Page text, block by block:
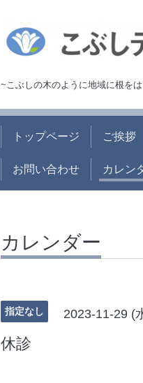
~こぶしの木のように地域に根を
トップページ ご挨拶
お問い合わせ カレン
カレンダー
指定なし 2023-11-29 (
休診